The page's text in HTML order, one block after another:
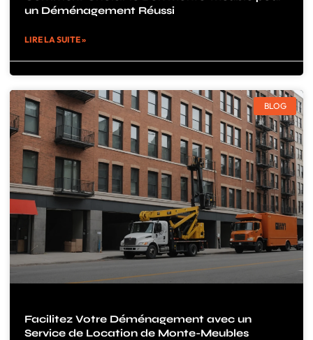
un Déménagement Réussi
LIRE LA SUITE »
BLOG
Facilitez Votre Déménagement avec un
Service de Location de Monte-Meubles